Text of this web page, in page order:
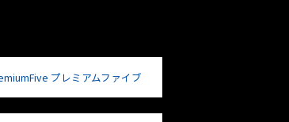
プレミアムファイブ